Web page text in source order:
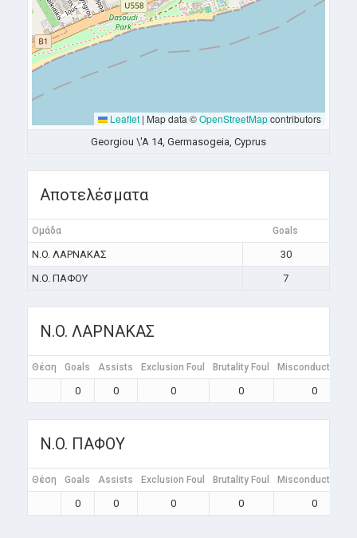
Leaflet | Map data ©OpenStreetMapcontributors
Georgiou \'A 14, Germasogeia, Cyprus
Αποτελέσματα
Ομάδα Goals
N.O. ΛΑΡΝΑΚΑΣ
30
N.O. ΠΑΦΟΥ
7
N.O. ΛΑΡΝΑΚΑΣ
Θέση Goals Assists Exclusion Foul Brutality Foul Misconduct Foul
0 0 0 0 0
N.O. ΠΑΦΟΥ
Θέση Goals Assists Exclusion Foul Brutality Foul Misconduct Foul
0 0 0 0 0